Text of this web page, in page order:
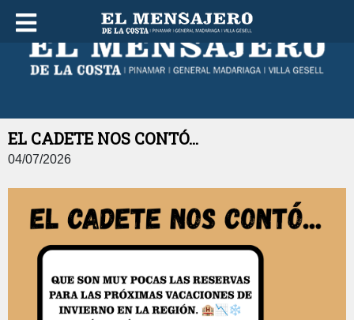
VIERNES 07 DE AGOSTO DE 2026
EL CADETE NOS CONTÓ...
04/07/2026